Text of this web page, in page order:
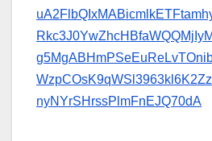
nyNYrSHrssPlmFnEJQ70dA